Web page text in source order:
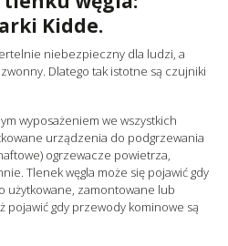
Kidde.
niebezpieczny dla ludzi, a
Dlatego tak istotne są czujniki
wyposażeniem we wszystkich
urządzenia do podgrzewania
ogrzewacze powietrza,
Tlenek węgla może się pojawić gdy
użytkowane, zamontowane lub
pojawić gdy przewody kominowe są